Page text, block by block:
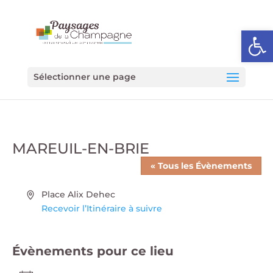
Ouvrir
Sélectionner une page
MAREUIL-EN-BRIE
« Tous les Évènements
Adresse
Place Alix Dehec
Recevoir l’Itinéraire à suivre
Évènements pour ce lieu